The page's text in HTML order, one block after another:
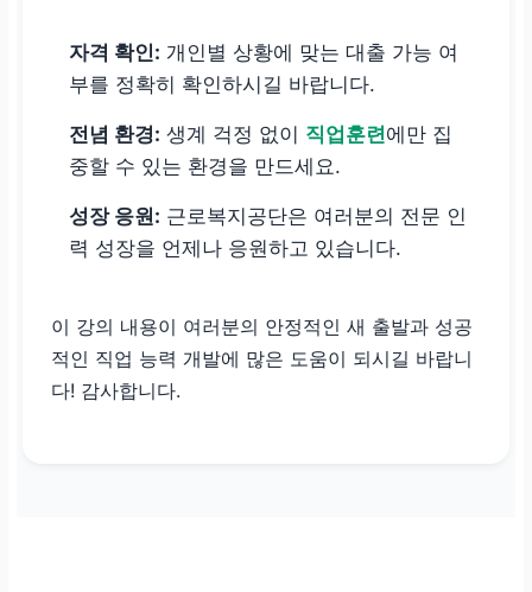
자격 확인: 개인별 상황에 맞는 대출 가능 여
부를 정확히 확인하시길 바랍니다.
전념 환경: 생계 걱정 없이 직업훈련에만 집
중할 수 있는 환경을 만드세요.
성장 응원: 근로복지공단은 여러분의 전문 인
력 성장을 언제나 응원하고 있습니다.
이 강의 내용이 여러분의 안정적인 새 출발과 성공
적인 직업 능력 개발에 많은 도움이 되시길 바랍니
다! 감사합니다.